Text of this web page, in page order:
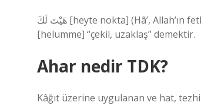
هَيْتَ لَكَ [heyte nokta] (Hâ’, Allah’ın fethi ve kıyamet fiilleriyle lügatte maksûr olmuş, bir emrin fiili olup, هَلُمَّ
[helumme] “çekil, uzaklaş” demektir.
Ahar nedir TDK?
Kâğıt üzerine uygulanan ve hat,